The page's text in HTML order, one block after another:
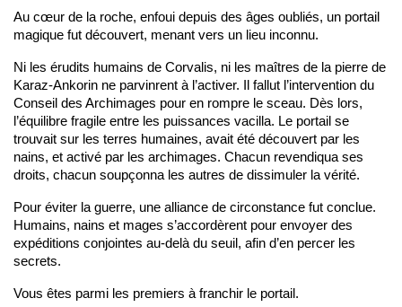
Au cœur de la roche, enfoui depuis des âges oubliés, un portail
magique fut découvert, menant vers un lieu inconnu.
Ni les érudits humains de Corvalis, ni les maîtres de la pierre de
Karaz-Ankorin ne parvinrent à l’activer. Il fallut l’intervention du
Conseil des Archimages pour en rompre le sceau. Dès lors,
l’équilibre fragile entre les puissances vacilla. Le portail se
trouvait sur les terres humaines, avait été découvert par les
nains, et activé par les archimages. Chacun revendiqua ses
droits, chacun soupçonna les autres de dissimuler la vérité.
Pour éviter la guerre, une alliance de circonstance fut conclue.
Humains, nains et mages s’accordèrent pour envoyer des
expéditions conjointes au-delà du seuil, afin d’en percer les
secrets.
Vous êtes parmi les premiers à franchir le portail.